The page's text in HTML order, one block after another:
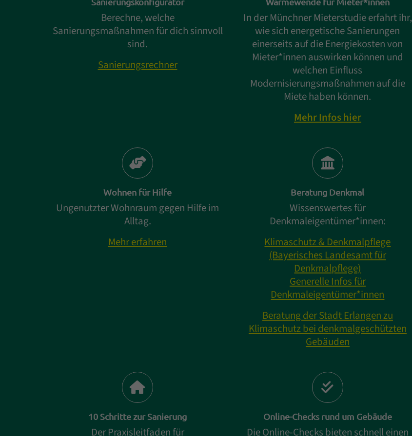
Berechne, welche
Sanierungsmaßnahmen für dich sinnvoll
sind.
Sanierungsrechner
In der Münchner Mieterstudie erfahrt ihr,
wie sich energetische Sanierungen
einerseits auf die Energiekosten von
Mieter*innen auswirken können und
welchen Einfluss
Modernisierungsmaßnahmen auf die
Miete haben können.
Mehr Infos hier
Wohnen für Hilfe
Ungenutzter Wohnraum gegen Hilfe im
Alltag.
Mehr erfahren
Beratung Denkmal
Wissenswertes für
Denkmaleigentümer*innen:
Klimaschutz & Denkmalpflege
(Bayerisches Landesamt für
Denkmalpflege)
Generelle Infos für
Denkmaleigentümer*innen
Beratung der Stadt Erlangen zu
Klimaschutz bei denkmalgeschützten
Gebäuden
10 Schritte zur Sanierung
Der Praxisleitfaden für
Online-Checks rund um Gebäude
Die Online-Checks bieten schnell einen